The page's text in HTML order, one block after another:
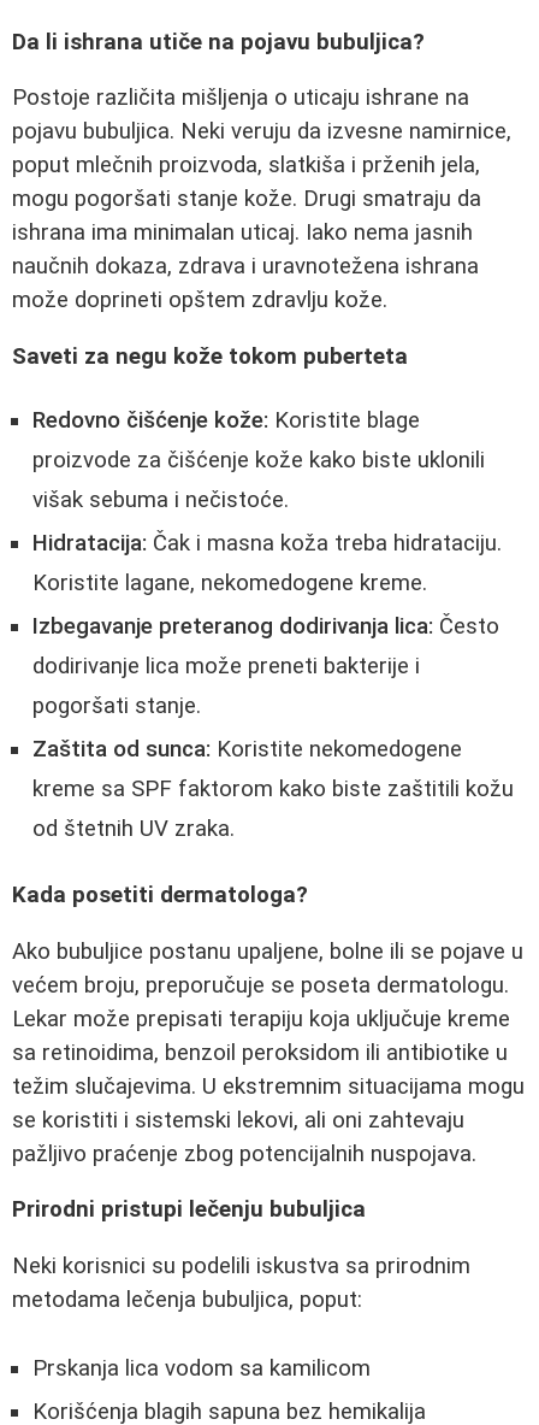
Da li ishrana utiče na pojavu bubuljica?
Postoje različita mišljenja o uticaju ishrane na
pojavu bubuljica. Neki veruju da izvesne namirnice,
poput mlečnih proizvoda, slatkiša i prženih jela,
mogu pogoršati stanje kože. Drugi smatraju da
ishrana ima minimalan uticaj. Iako nema jasnih
naučnih dokaza, zdrava i uravnotežena ishrana
može doprineti opštem zdravlju kože.
Saveti za negu kože tokom puberteta
Redovno čišćenje kože: Koristite blage
proizvode za čišćenje kože kako biste uklonili
višak sebuma i nečistoće.
Hidratacija: Čak i masna koža treba hidrataciju.
Koristite lagane, nekomedogene kreme.
Izbegavanje preteranog dodirivanja lica: Često
dodirivanje lica može preneti bakterije i
pogoršati stanje.
Zaštita od sunca: Koristite nekomedogene
kreme sa SPF faktorom kako biste zaštitili kožu
od štetnih UV zraka.
Kada posetiti dermatologa?
Ako bubuljice postanu upaljene, bolne ili se pojave u
većem broju, preporučuje se poseta dermatologu.
Lekar može prepisati terapiju koja uključuje kreme
sa retinoidima, benzoil peroksidom ili antibiotike u
težim slučajevima. U ekstremnim situacijama mogu
se koristiti i sistemski lekovi, ali oni zahtevaju
pažljivo praćenje zbog potencijalnih nuspojava.
Prirodni pristupi lečenju bubuljica
Neki korisnici su podelili iskustva sa prirodnim
metodama lečenja bubuljica, poput:
Prskanja lica vodom sa kamilicom
Korišćenja blagih sapuna bez hemikalija